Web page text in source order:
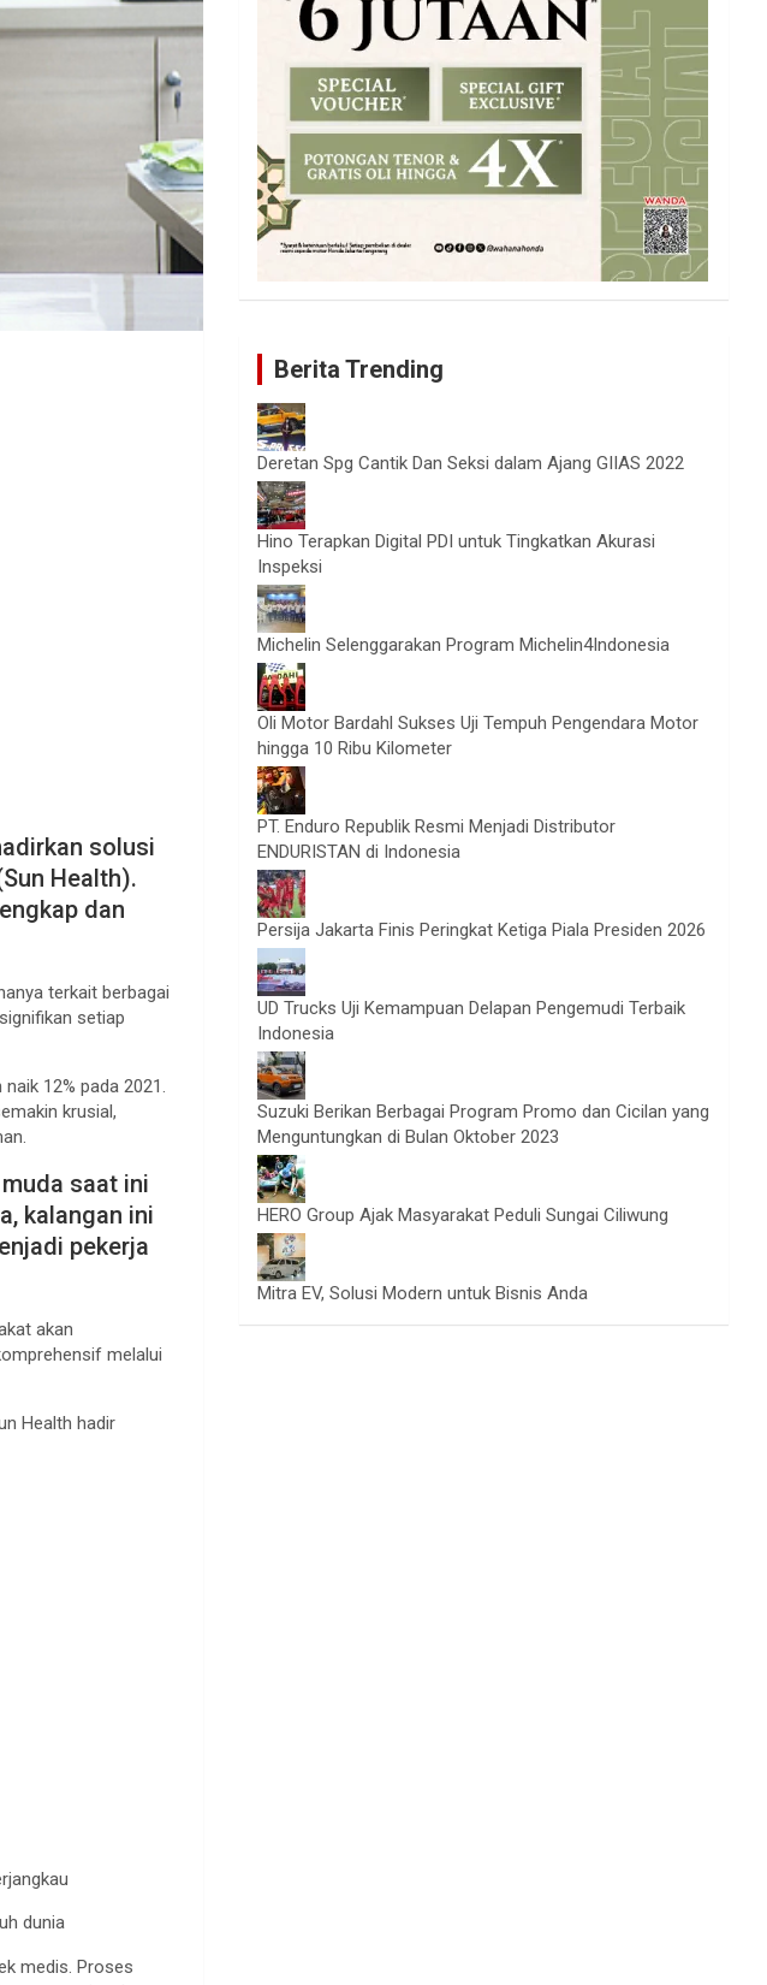
solusi
Health).
dan
terkait berbagai
setiap
12% pada 2021.
krusial,
saat ini
kalangan ini
pekerja
akan
melalui
Health hadir
dunia
medis. Proses
Berita Trending
Deretan Spg Cantik Dan Seksi dalam Ajang GIIAS 2022
Hino Terapkan Digital PDI untuk Tingkatkan Akurasi
Inspeksi
Michelin Selenggarakan Program Michelin4Indonesia
Oli Motor Bardahl Sukses Uji Tempuh Pengendara Motor
hingga 10 Ribu Kilometer
PT. Enduro Republik Resmi Menjadi Distributor
ENDURISTAN di Indonesia
Persija Jakarta Finis Peringkat Ketiga Piala Presiden 2026
UD Trucks Uji Kemampuan Delapan Pengemudi Terbaik
Indonesia
Suzuki Berikan Berbagai Program Promo dan Cicilan yang
Menguntungkan di Bulan Oktober 2023
HERO Group Ajak Masyarakat Peduli Sungai Ciliwung
Mitra EV, Solusi Modern untuk Bisnis Anda